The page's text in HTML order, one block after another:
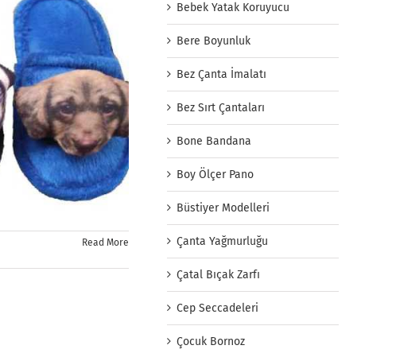
Read More
Bebek Yatak Koruyucu
Bere Boyunluk
Bez Çanta İmalatı
Bez Sırt Çantaları
Bone Bandana
Boy Ölçer Pano
Büstiyer Modelleri
Çanta Yağmurluğu
Çatal Bıçak Zarfı
Cep Seccadeleri
Çocuk Bornoz